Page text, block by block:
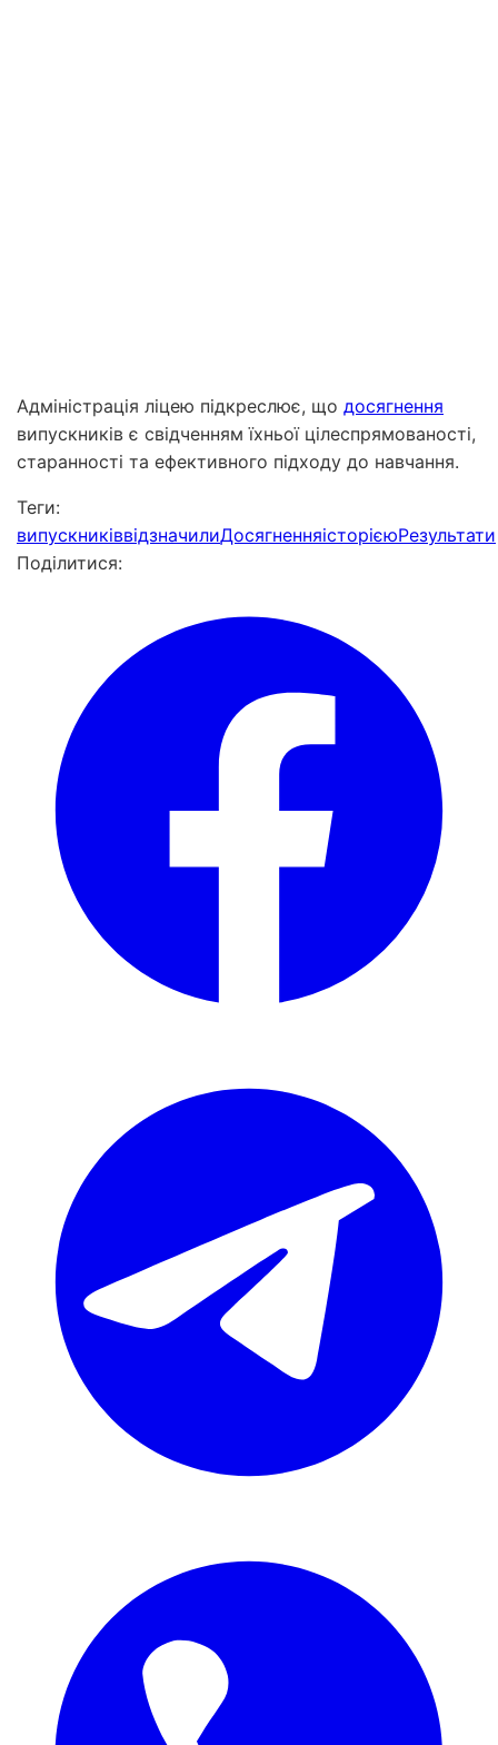
Адміністрація ліцею підкреслює, що досягнення
випускників є свідченням їхньої цілеспрямованості,
старанності та ефективного підходу до навчання.
Теги:
випускниківвідзначилиДосягненняісторієюРезультати
Поділитися: